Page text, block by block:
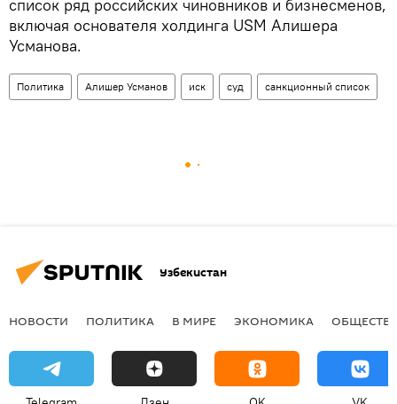
список ряд российских чиновников и бизнесменов,
включая основателя холдинга USM Алишера
Усманова.
Политика Алишер Усманов иск суд санкционный список
Узбекистан
НОВОСТИ ПОЛИТИКА В МИРЕ ЭКОНОМИКА